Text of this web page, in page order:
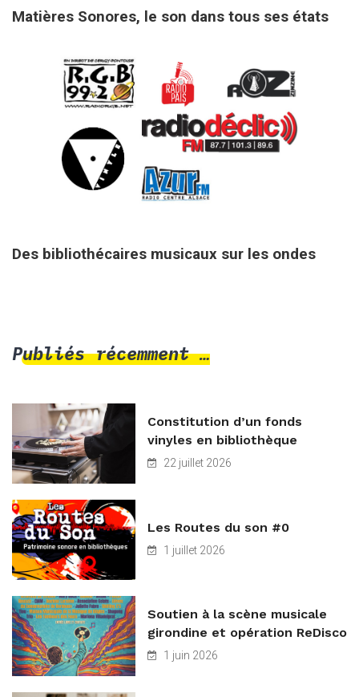
Matières Sonores, le son dans tous ses états
Des bibliothécaires musicaux sur les ondes
Publiés récemment …
Constitution d’un fonds
vinyles en bibliothèque
22 juillet 2026
Les Routes du son #0
1 juillet 2026
Soutien à la scène musicale
girondine et opération ReDisco
1 juin 2026